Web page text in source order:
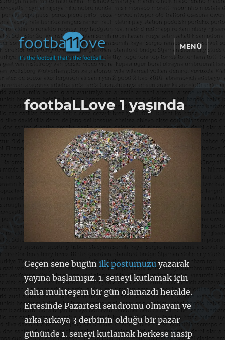
footbaLLove
MENÜ
footbaLLove 1 yaşında
Geçen sene bugün ilk postumuzuyazarak
yayına başlamışız. 1. seneyi kutlamak için
daha muhteşem bir gün olamazdı heralde.
Ertesinde Pazartesi sendromu olmayan ve
arka arkaya 3 derbinin olduğu bir pazar
gününde 1. seneyi kutlamak herkese nasip